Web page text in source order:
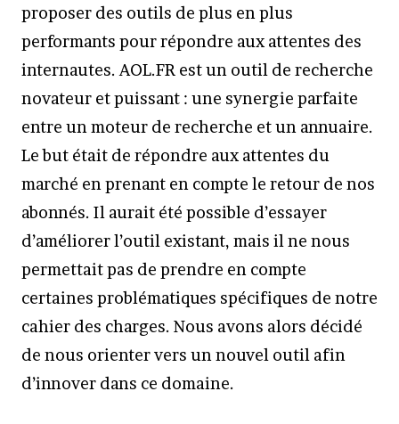
proposer des outils de plus en plus
performants pour répondre aux attentes des
internautes. AOL.FR est un outil de recherche
novateur et puissant : une synergie parfaite
entre un moteur de recherche et un annuaire.
Le but était de répondre aux attentes du
marché en prenant en compte le retour de nos
abonnés. Il aurait été possible d’essayer
d’améliorer l’outil existant, mais il ne nous
permettait pas de prendre en compte
certaines problématiques spécifiques de notre
cahier des charges. Nous avons alors décidé
de nous orienter vers un nouvel outil afin
d’innover dans ce domaine.